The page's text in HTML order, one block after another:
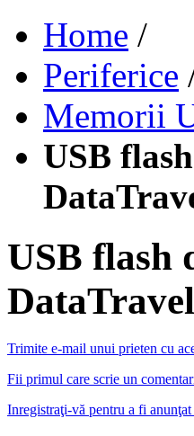
Home /
Periferice
Memorii
USB
USB flash
Trimite e-mail unui prieten cu
Fii primul care scrie un
Inregistraţi-vă pentru a fi